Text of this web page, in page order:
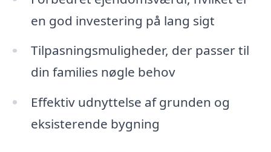
en god investering på lang sigt
Tilpasningsmuligheder, der passer til
din families nøgle behov
Effektiv udnyttelse af grunden og
eksisterende bygning